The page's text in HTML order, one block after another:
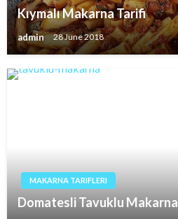
Kıymalı Makarna Tarifi
admin 28 June 2018
MAKARNA TARIFLERI
Domatesli Tavuklu Makarna